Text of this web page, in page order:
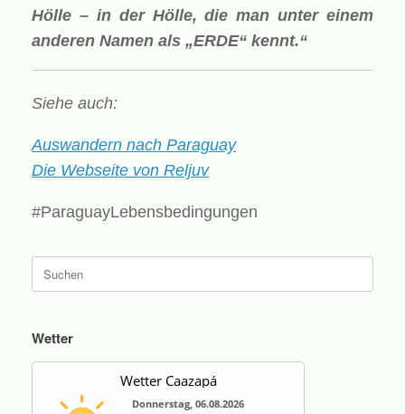
Hölle – in der Hölle, die man unter einem
anderen Namen als „ERDE“ kennt.“
Siehe auch:
Auswandern nach Paraguay
Die Webseite von Reljuv
#ParaguayLebensbedingungen
nach:
Wetter
Wetter Caazapá
Donnerstag, 06.08.2026